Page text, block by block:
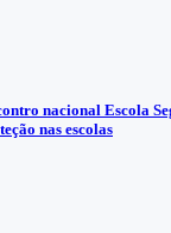
nacional Escola
nas escolas